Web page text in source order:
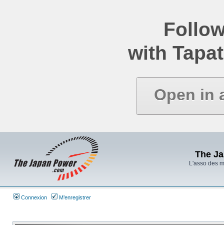
with
Open in
The
L'asso des
Connexion M’enregistrer